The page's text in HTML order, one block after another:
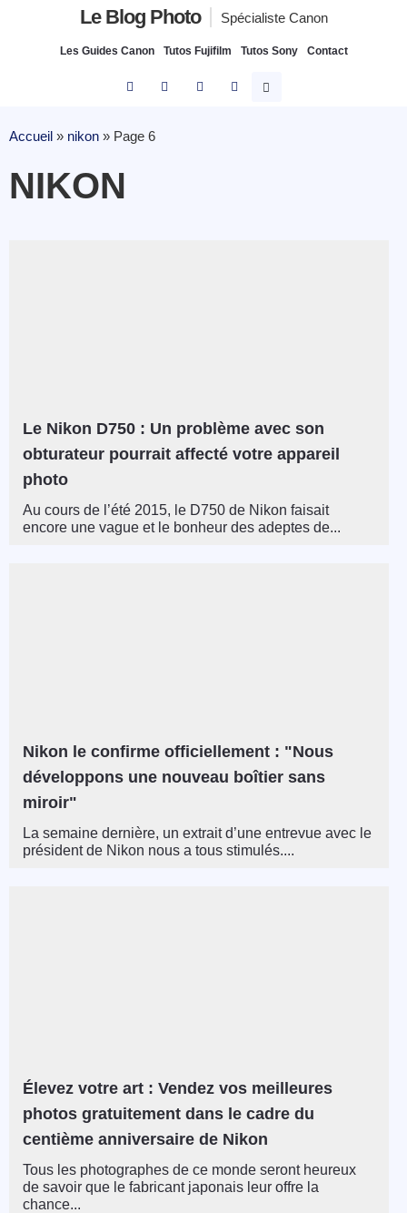
Le Blog Photo Spécialiste Canon
Les Guides Canon Tutos Fujifilm Tutos Sony Contact
Accueil » nikon » Page 6
NIKON
Le Nikon D750 : Un problème avec son
obturateur pourrait affecté votre appareil
photo
Au cours de l’été 2015, le D750 de Nikon faisait
encore une vague et le bonheur des adeptes de...
Nikon le confirme officiellement : "Nous
développons une nouveau boîtier sans
miroir"
La semaine dernière, un extrait d’une entrevue avec le
président de Nikon nous a tous stimulés....
Élevez votre art : Vendez vos meilleures
photos gratuitement dans le cadre du
centième anniversaire de Nikon
Tous les photographes de ce monde seront heureux
de savoir que le fabricant japonais leur offre la
chance...